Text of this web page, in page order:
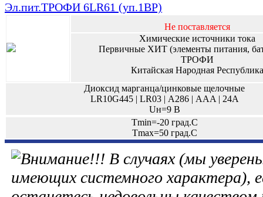
Эл.пит.ТРОФИ 6LR61 (уп.1BP)
Не поставляется
Химические источники тока
Первичные ХИТ (элементы питания,
ТРОФИ
Китайская Народная Республика
Диоксид марганца/цинковые щелочные
LR10G445 | LR03 | А286 | AAA | 24A
Uн=9 В
Tmin=-20 град.С
Tmax=50 град.С
В случаях (мы
имеющих системного характера),